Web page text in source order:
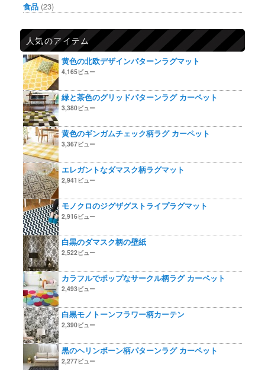
食品 (23)
人気のアイテム
黄色の北欧デザインパターンラグマット
4,165ビュー
緑と茶色のグリッドパターンラグ カーペット
3,380ビュー
黄色のギンガムチェック柄ラグ カーペット
3,367ビュー
エレガントなダマスク柄ラグマット
2,941ビュー
モノクロのジグザグストライプラグマット
2,916ビュー
白黒のダマスク柄の壁紙
2,522ビュー
カラフルでポップなサークル柄ラグ カーペット
2,493ビュー
白黒モノトーンフラワー柄カーテン
2,390ビュー
黒のヘリンボーン柄パターンラグ カーペット
2,277ビュー